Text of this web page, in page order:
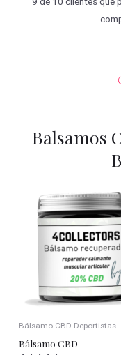
Balsamos
Bálsamo CBD Deportistas
Bálsamo CBD